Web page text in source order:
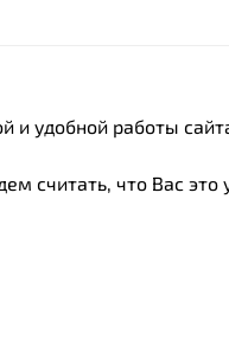
и удобной работы
считать, что Вас это